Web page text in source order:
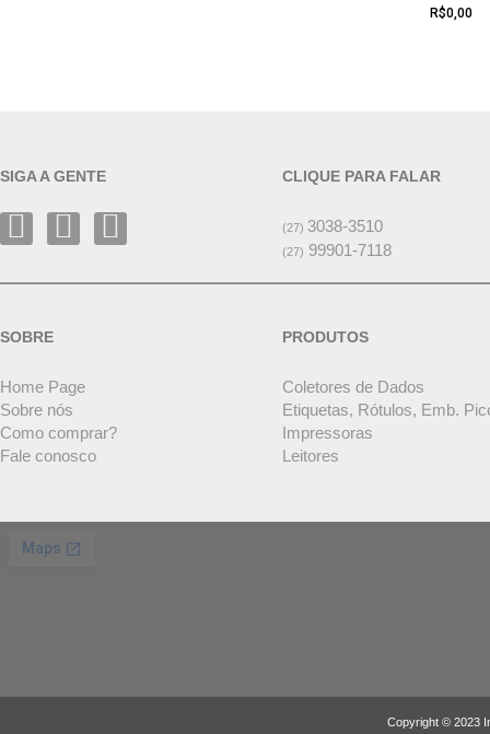
R$0,00
SIGA A GENTE CLIQUE PARA FALAR
(27) 3038-3510
(27) 99901-7118
SOBRE
Home Page
Sobre nós
Como comprar?
Fale conosco
PRODUTOS
Coletores de Dados
Etiquetas, Rótulos, Emb.
Impressoras
Leitores
Copyright © 2023